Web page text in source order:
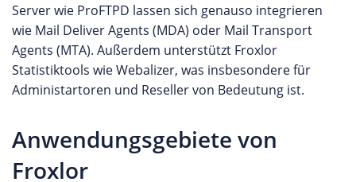
Server wie ProFTPD lassen sich genauso integrieren
wie Mail Deliver Agents (MDA) oder Mail Transport
Agents (MTA). Außerdem unterstützt Froxlor
Statistiktools wie Webalizer, was insbesondere für
Administartoren und Reseller von Bedeutung ist.
Anwendungsgebiete von
Froxlor